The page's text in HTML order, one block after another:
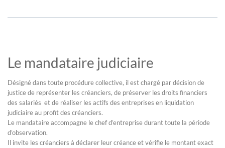
Le mandataire judiciaire
Désigné dans toute procédure collective, il est chargé par décision de
justice de représenter les créanciers, de préserver les droits financiers
des salariés et de réaliser les actifs des entreprises en liquidation
judiciaire au profit des créanciers.
Le mandataire accompagne le chef d’entreprise durant toute la période
d’observation.
Il invite les créanciers à déclarer leur créance et vérifie le montant exact